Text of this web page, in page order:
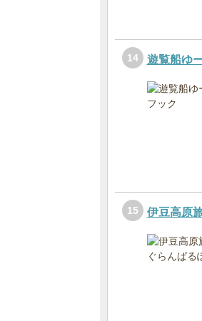
14 遊覧船ゆ
15 伊豆高原